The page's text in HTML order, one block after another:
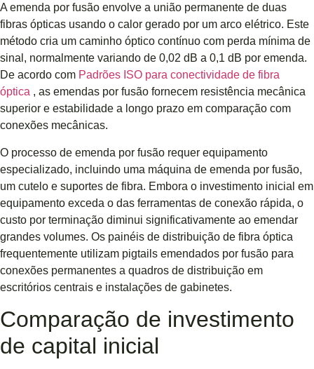
A emenda por fusão envolve a união permanente de duas
fibras ópticas usando o calor gerado por um arco elétrico. Este
método cria um caminho óptico contínuo com perda mínima de
sinal, normalmente variando de 0,02 dB a 0,1 dB por emenda.
De acordo com Padrões ISO para conectividade de fibra
óptica , as emendas por fusão fornecem resistência mecânica
superior e estabilidade a longo prazo em comparação com
conexões mecânicas.
O processo de emenda por fusão requer equipamento
especializado, incluindo uma máquina de emenda por fusão,
um cutelo e suportes de fibra. Embora o investimento inicial em
equipamento exceda o das ferramentas de conexão rápida, o
custo por terminação diminui significativamente ao emendar
grandes volumes. Os painéis de distribuição de fibra óptica
frequentemente utilizam pigtails emendados por fusão para
conexões permanentes a quadros de distribuição em
escritórios centrais e instalações de gabinetes.
Comparação de investimento
de capital inicial